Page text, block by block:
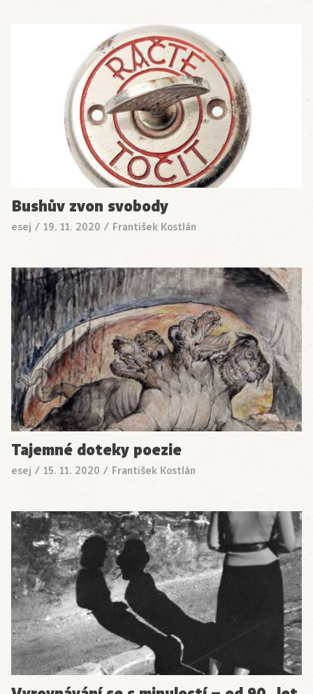
Bushův zvon svobody
esej / 19. 11. 2020 / František Kostlán
Tajemné doteky poezie
esej / 15. 11. 2020 / František Kostlán